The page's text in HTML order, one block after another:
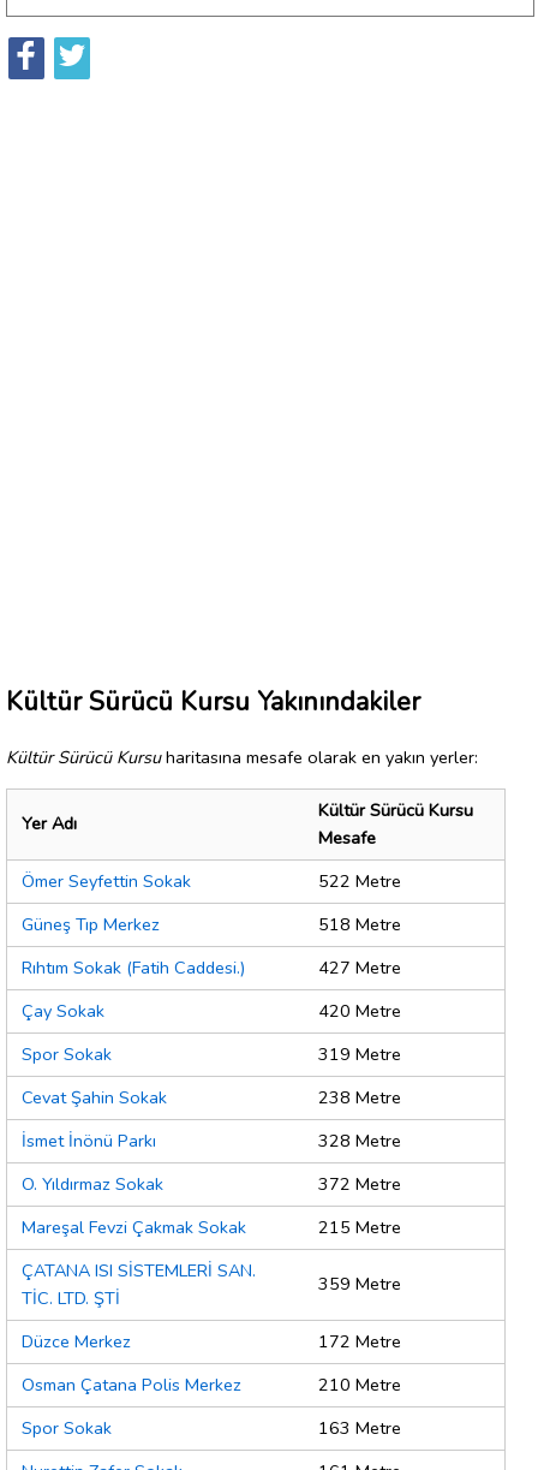
Kültür Sürücü Kursu Yakınındakiler
Kültür Sürücü Kursuharitasına mesafe olarak en yakın yerler:
Yer Adı
Kültür Sürücü Kursu
Mesafe
Ömer Seyfettin Sokak
522 Metre
Güneş Tıp Merkez
518 Metre
Rıhtım Sokak (Fatih Caddesi.)
427 Metre
Çay Sokak
420 Metre
Spor Sokak
319 Metre
Cevat Şahin Sokak
238 Metre
İsmet İnönü Parkı
328 Metre
O. Yıldırmaz Sokak
372 Metre
Mareşal Fevzi Çakmak Sokak
215 Metre
ÇATANA ISI SİSTEMLERİ SAN.
TİC. LTD. ŞTİ
359 Metre
Düzce Merkez
172 Metre
Osman Çatana Polis Merkez
210 Metre
Spor Sokak
163 Metre